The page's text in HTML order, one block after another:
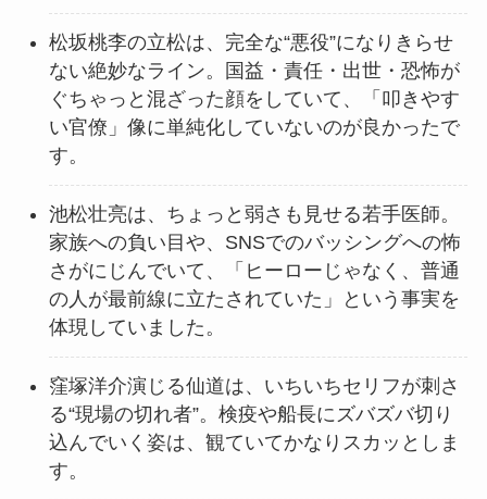
松坂桃李の立松は、完全な“悪役”になりきらせ
ない絶妙なライン。国益・責任・出世・恐怖が
ぐちゃっと混ざった顔をしていて、「叩きやす
い官僚」像に単純化していないのが良かったで
す。
池松壮亮は、ちょっと弱さも見せる若手医師。
家族への負い目や、SNSでのバッシングへの怖
さがにじんでいて、「ヒーローじゃなく、普通
の人が最前線に立たされていた」という事実を
体現していました。
窪塚洋介演じる仙道は、いちいちセリフが刺さ
る“現場の切れ者”。検疫や船長にズバズバ切り
込んでいく姿は、観ていてかなりスカッとしま
す。